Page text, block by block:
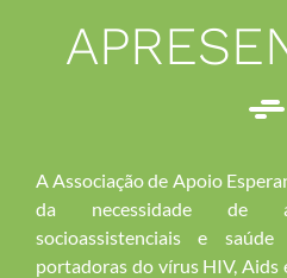
A Associação de Apoio
da necessidade de
socioassistenciais e
portadoras do vírus HIV, Aids